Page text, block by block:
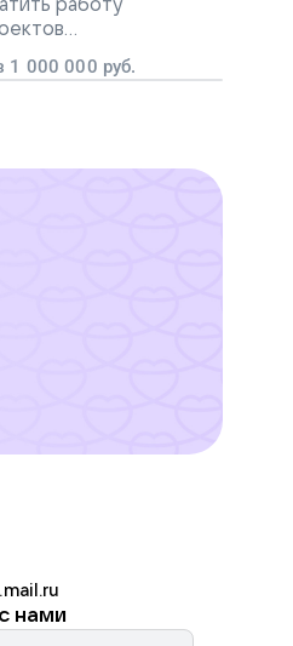
работу
организаций
1 000 000 руб.
нами